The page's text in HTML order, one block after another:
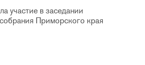
участие в заседании
Приморского края